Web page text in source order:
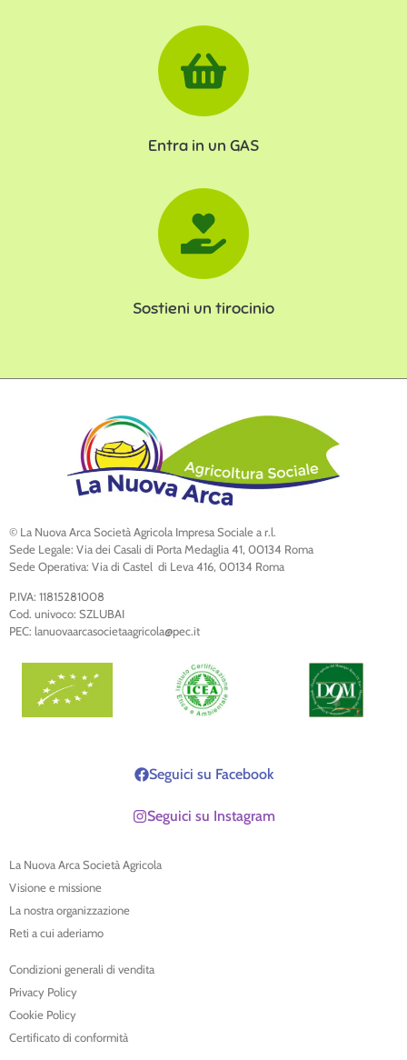
Entra in un GAS
Sostieni un tirocinio
© La Nuova Arca Società Agricola Impresa Sociale a r.l.
Sede Legale: Via dei Casali di Porta Medaglia 41, 00134 Roma
Sede Operativa: Via di Castel di Leva 416, 00134 Roma
P.IVA: 11815281008
Cod. univoco: SZLUBAI
PEC: lanuovaarcasocietaagricola@pec.it
Seguici su Facebook
Seguici su Instagram
La Nuova Arca Società Agricola
Visione e missione
La nostra organizzazione
Reti a cui aderiamo
Condizioni generali di vendita
Privacy Policy
Cookie Policy
Certificato di conformità